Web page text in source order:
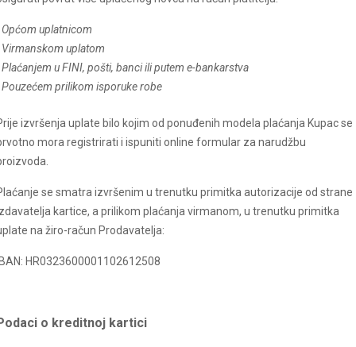
Općom uplatnicom
Virmanskom uplatom
Plaćanjem u FINI, pošti, banci ili putem e-bankarstva
Pouzećem prilikom isporuke robe
izvršenja uplate bilo kojim od ponuđenih modela plaćanja Kupac se
mora registrirati i ispuniti online formular za narudžbu
se smatra izvršenim u trenutku primitka autorizacije od strane
kartice, a prilikom plaćanja virmanom, u trenutku primitka
na žiro-račun Prodavatelja:
HR0323600001102612508
o kreditnoj kartici